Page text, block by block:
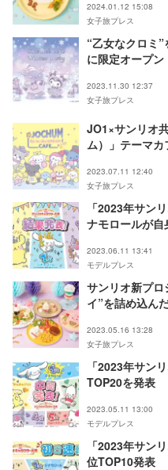
2024.01.12 15:08
女子旅プレス
“乙女なクロミ
に限定オープ
2023.11.30 12:37
女子旅プレス
JO1×サンリオ
ム）」テーマ
2023.07.11 12:40
女子旅プレス
「2023年サン
ナモロールが
2023.06.11 13:41
モデルプレス
サンリオ新プロ
イ”を詰め込ん
2023.05.16 13:28
女子旅プレス
「2023年サン
TOP20を発表
2023.05.11 13:00
モデルプレス
「2023年サン
位TOP10発表